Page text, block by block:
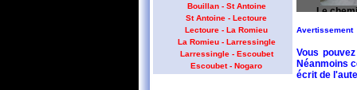
Bouillan - St Antoine
St Antoine - Lectoure
Lectoure - La Romieu
La Romieu - Larressingle
Larressingle - Escoubet
Escoubet - Nogaro
Le
Poster un
Avertissement
Vous
Néanmoins
écrit de